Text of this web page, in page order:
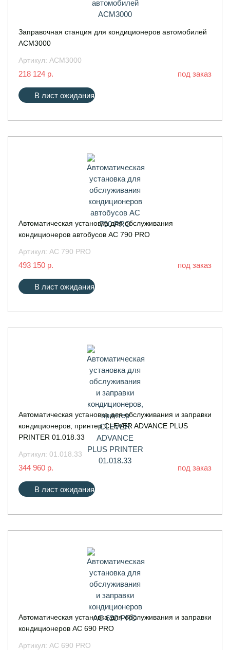
Заправочная станция для кондиционеров автомобилей
ACM3000
Артикул: ACM3000
218 124 р. под заказ
В лист ожидания
Автоматическая установка для обслуживания
кондиционеров автобусов AC 790 PRO
Артикул: AC 790 PRO
493 150 р. под заказ
В лист ожидания
Автоматическая установка для обслуживания и заправки
кондиционеров, принтер CLEVER ADVANCE PLUS
PRINTER 01.018.33
Артикул: 01.018.33
344 960 р. под заказ
В лист ожидания
Автоматическая установка для обслуживания и заправки
кондиционеров AC 690 PRO
Артикул: AC 690 PRO